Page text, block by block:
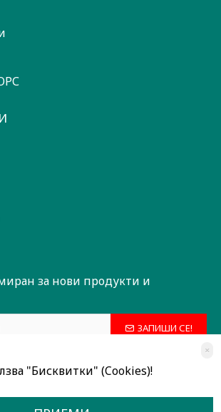
за нови продукти и
ЗАПИШИ СЕ!
×
"Бисквитки" (Cookies)!